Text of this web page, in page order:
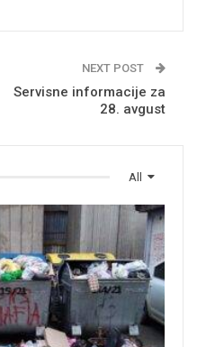
NEXT POST
Servisne informacije za
28. avgust
All